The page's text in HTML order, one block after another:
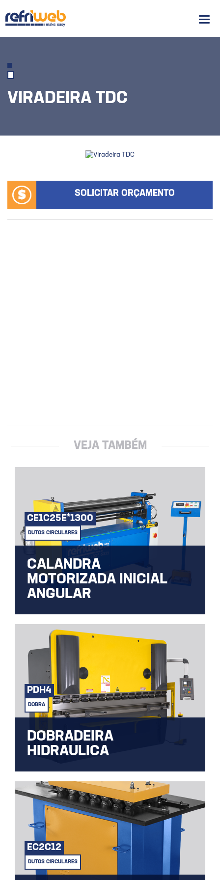
VIRADEIRA TDC
SOLICITAR ORÇAMENTO
VEJA TAMBÉM
CE1C25E*1300
DUTOS CIRCULARES
CALANDRA
MOTORIZADA INICIAL
ANGULAR
fabricação tubo, curvas e cones.
PDH4
DOBRA
DOBRADEIRA
HIDRAULICA
EC2C12
DUTOS CIRCULARES